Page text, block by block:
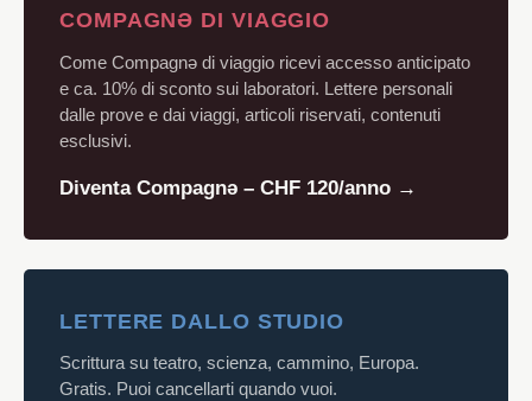
COMPAGNƏ DI VIAGGIO
Come Compagnə di viaggio ricevi accesso anticipato
e ca. 10% di sconto sui laboratori. Lettere personali
dalle prove e dai viaggi, articoli riservati, contenuti
esclusivi.
Diventa Compagnə – CHF 120/anno →
LETTERE DALLO STUDIO
Scrittura su teatro, scienza, cammino, Europa.
Gratis. Puoi cancellarti quando vuoi.